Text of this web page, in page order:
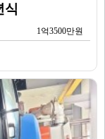
식
1억3500만원